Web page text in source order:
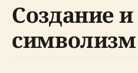
Создание и
символизм